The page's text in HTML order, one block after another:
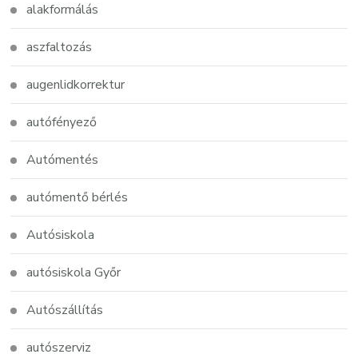
alakformálás
aszfaltozás
augenlidkorrektur
autófényező
Autómentés
autómentő bérlés
Autósiskola
autósiskola Győr
Autószállítás
autószerviz